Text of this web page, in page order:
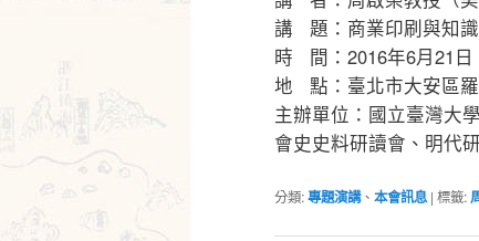
講 題：商業印刷與知
時 間：2016年6月21日
地 點：臺北市大安區
主辦單位：國立臺灣大
會史史料研讀會、明代
分類:專題演講、 本會訊息 | 標籤: